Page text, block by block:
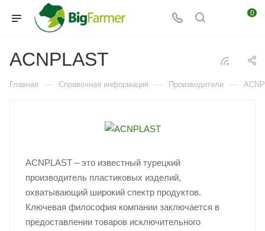
0
ACNPLAST
Главная — Справочная информация — Производители —
ACNPLAST – это известный турецкий
производитель пластиковых изделий,
охватывающий широкий спектр продуктов.
Ключевая философия компании заключается в
предоставлении товаров исключительного